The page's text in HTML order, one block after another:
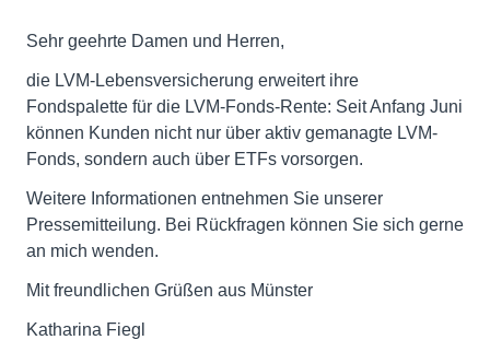
Sehr geehrte Damen und Herren,
die LVM-Lebensversicherung erweitert ihre
Fondspalette für die LVM-Fonds-Rente: Seit Anfang Juni
können Kunden nicht nur über aktiv gemanagte LVM-
Fonds, sondern auch über ETFs vorsorgen.
Weitere Informationen entnehmen Sie unserer
Pressemitteilung. Bei Rückfragen können Sie sich gerne
an mich wenden.
Mit freundlichen Grüßen aus Münster
Katharina Fiegl